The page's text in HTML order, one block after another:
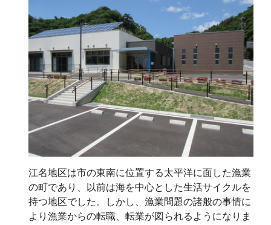
江名地区は市の東南に位置する太平洋に面した漁業
の町であり、以前は海を中心とした生活サイクルを
持つ地区でした。しかし、漁業問題の諸般の事情に
より漁業からの転職、転業が図られるようになりま